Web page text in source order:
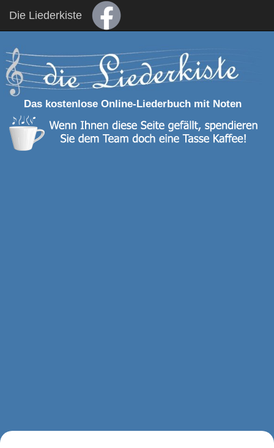
Die Liederkiste
Das kostenlose Online-Liederbuch mit Noten